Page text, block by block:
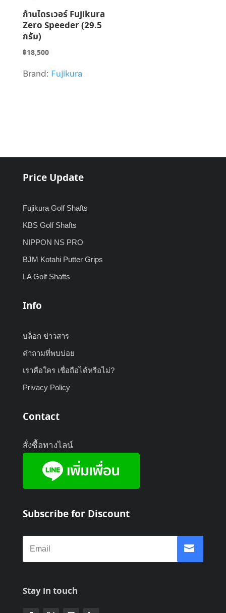
ก้านไดรเวอร์ Fujikura
Zero Speeder (29.5
กรัม)
฿18,500
Brand: Fujikura
Price Update
Fujikura Golf Shafts
KBS Golf Shafts
NIPPON NS PRO
BJM Kotahi Putter Grips
LA Golf Shafts
Info
บล็อก ข่าวสาร
คำถามที่พบบ่อย
เราคือใคร เชื่อถือได้หรือไม่?
Privacy Policy
Contact
สั่งซื้อทางไลน์
Subscribe for Discount
Stay in touch